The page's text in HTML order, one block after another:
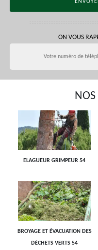
ON VOUS
NOS
ELAGUEUR GRIMPEUR 54
BROYAGE ET ÉVACUATION DES
DÉCHETS VERTS 54